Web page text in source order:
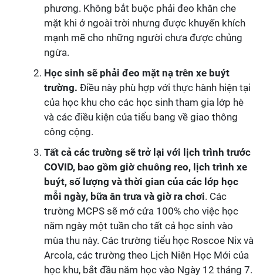
phương. Không bắt buộc phải đeo khăn che
mặt khi ở ngoài trời nhưng được khuyến khích
mạnh mẽ cho những người chưa được chủng
ngừa.
Học sinh sẽ phải đeo mặt nạ trên xe buýt
trường. Điều này phù hợp với thực hành hiện tại
của học khu cho các học sinh tham gia lớp hè
và các điều kiện của tiểu bang về giao thông
công cộng.
Tất cả các trường sẽ trở lại với lịch trình trước
COVID, bao gồm giờ chuông reo, lịch trình xe
buýt, số lượng và thời gian của các lớp học
mỗi ngày, bữa ăn trưa và giờ ra chơi. Các
trường MCPS sẽ mở cửa 100% cho việc học
năm ngày một tuần cho tất cả học sinh vào
mùa thu này. Các trường tiểu học Roscoe Nix và
Arcola, các trường theo Lịch Niên Học Mới của
học khu, bắt đầu năm học vào Ngày 12 tháng 7.